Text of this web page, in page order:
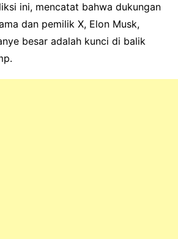
ini, mencatat bahwa dukungan
dan pemilik X, Elon Musk,
besar adalah kunci di balik